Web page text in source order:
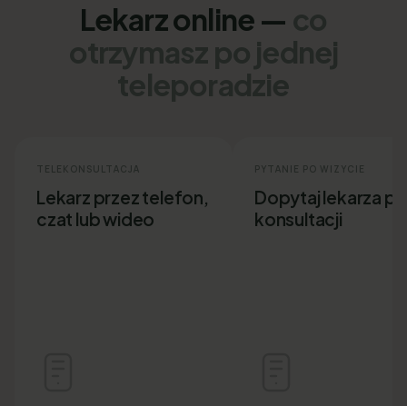
Lekarz online — co
otrzymasz po jednej
teleporadzie
TELEKONSULTACJA
Lekarz przez telefon,
czat lub wideo
PYTANIE PO WIZYCIE
Dopytaj lekarza po
konsultacji